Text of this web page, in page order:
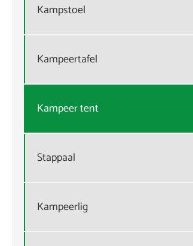
Kampstoel
Kampeertafel
Kampeer tent
Stappaal
Kampeerlig